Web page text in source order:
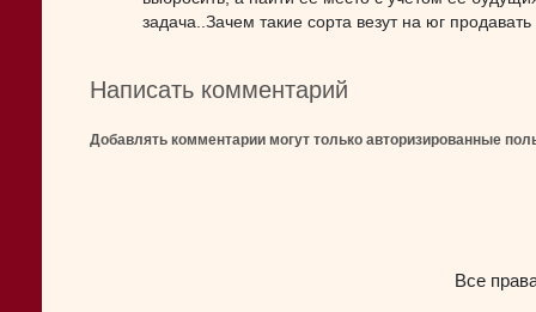
задача..Зачем такие сорта везут на юг продавать
Написать комментарий
Добавлять комментарии могут только авторизированные
Все